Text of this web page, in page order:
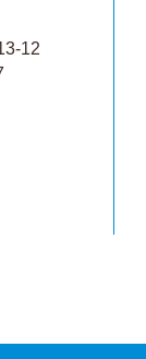
12